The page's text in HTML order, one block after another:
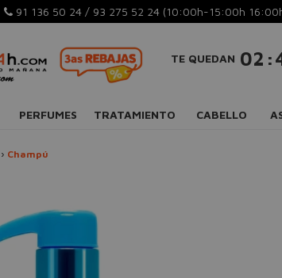
91 136 50 24 / 93 275 52 24 (10:00h-15:00h
TE QUEDAN 02 :
PERFUMES TRATAMIENTO CABELLO
› Champú